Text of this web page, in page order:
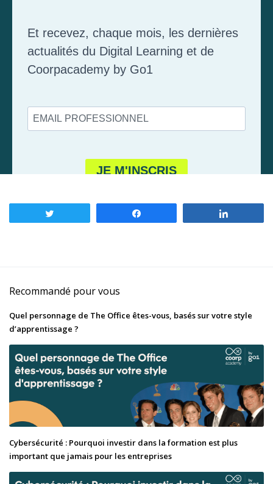
Recommandé pour vous
Quel personnage de The Office êtes-vous, basés sur votre style
d’apprentissage ?
Cybersécurité : Pourquoi investir dans la formation est plus
important que jamais pour les entreprises